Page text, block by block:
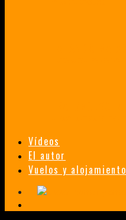
Vídeos
El autor
Vuelos y alojamiento